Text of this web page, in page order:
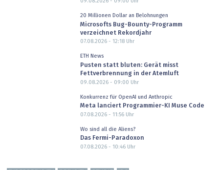
20 Millionen Dollar an Belohnungen
Microsofts Bug-Bounty-Programm
verzeichnet Rekordjahr
07.08.2026 - 12:18Uhr
ETH News
Pusten statt bluten: Gerät misst
Fettverbrennung in der Atemluft
09.08.2026 - 09:00 Uhr
Konkurrenz für OpenAI und Anthropic
Meta lanciert Programmier-KI Muse Code
07.08.2026 - 11:56Uhr
Wo sind all die Aliens?
Das Fermi-Paradoxon
07.08.2026 - 10:46Uhr